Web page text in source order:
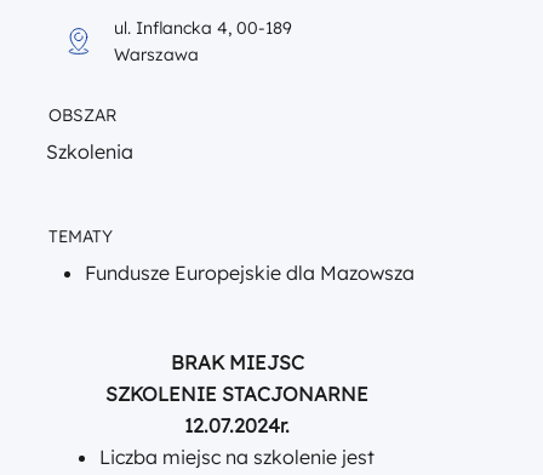
OBSZAR
Szkolenia
TEMATY
Fundusze Europejskie dla Mazowsza
BRAK MIEJSC
SZKOLENIE STACJONARNE
12.07.2024r.
Liczba miejsc na szkolenie jest
ul. Inflancka 4, 00-189
Warszawa